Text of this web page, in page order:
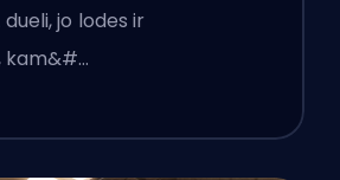
jo lodes ir
kam&#…